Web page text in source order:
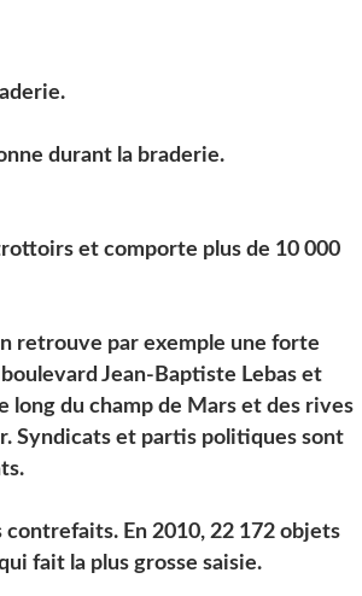
durant la braderie.
et comporte plus de 10 000
retrouve par exemple une forte
Jean-Baptiste Lebas et
long du champ de Mars et des rives
Syndicats et partis politiques sont
En 2010, 22 172 objets
fait la plus grosse saisie.